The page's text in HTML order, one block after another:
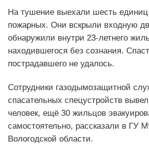
На тушение выехали шесть единиц
пожарных. Они вскрыли входную
обнаружили внутри 23-летнего
находившегося без сознания.
пострадавшего не удалось.
Сотрудники газодымозащитной
спасательных спецустройств
человек, ещё 30 жильцов
самостоятельно, рассказали в ГУ
Вологодской области.